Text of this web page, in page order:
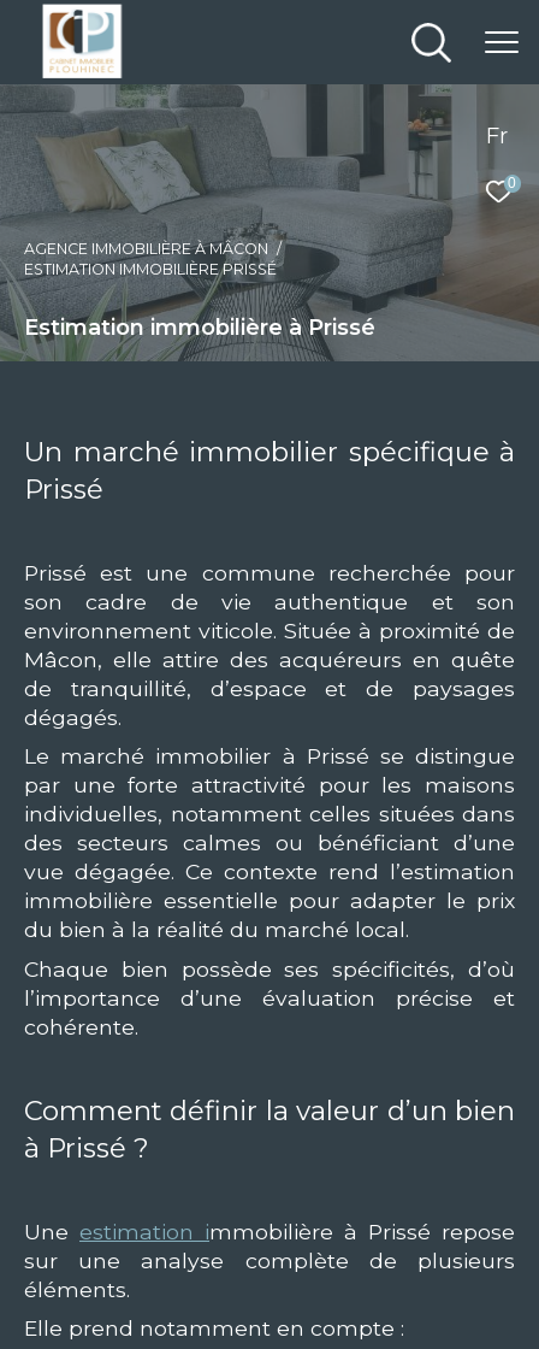
Fr
0
AGENCE IMMOBILIÈRE À MÂCON
ESTIMATION IMMOBILIÈRE PRISSÉ
Estimation immobilière à Prissé
Un marché immobilier spécifique à
Prissé
Prissé est une commune recherchée pour
son cadre de vie authentique et son
environnement viticole. Située à proximité de
Mâcon, elle attire des acquéreurs en quête
de tranquillité, d’espace et de paysages
dégagés.
Le marché immobilier à Prissé se distingue
par une forte attractivité pour les maisons
individuelles, notamment celles situées dans
des secteurs calmes ou bénéficiant d’une
vue dégagée. Ce contexte rend l’estimation
immobilière essentielle pour adapter le prix
du bien à la réalité du marché local.
Chaque bien possède ses spécificités, d’où
l’importance d’une évaluation précise et
cohérente.
Comment définir la valeur d’un bien
à Prissé ?
Une estimation immobilière à Prissé repose
sur une analyse complète de plusieurs
éléments.
Elle prend notamment en compte :